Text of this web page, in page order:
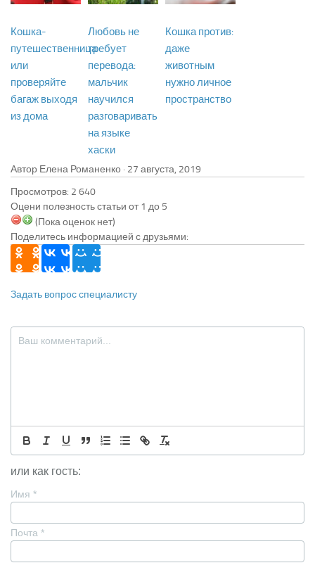
Кошка-
путешественница
или
проверяйте
багаж выходя
из дома
Любовь не
требует
перевода:
мальчик
научился
разговаривать
на языке
хаски
Кошка против:
даже
животным
нужно личное
пространство
Автор Елена Романенко ·
Просмотров: 2 640
Оцени полезность статьи от 1 до 5
(Пока оценок нет)
Поделитесь информацией с друзьями:
Задать вопрос специалисту
или как гость:
Имя *
Почта *